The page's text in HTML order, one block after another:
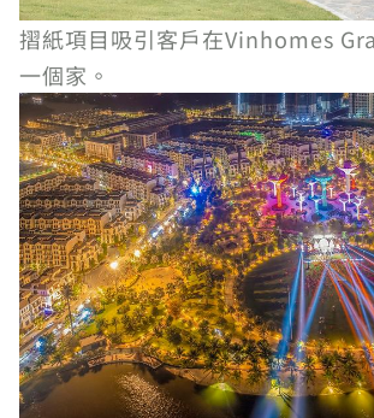
摺紙項目吸引客戶在Vinhomes
一個家。